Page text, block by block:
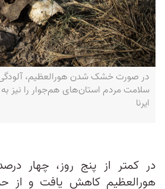
در صورت خشک شدن هورالعظیم، آلودگی‌
سلامت مردم استان‌های هم‌جوار را نیز
ایرنا
در کمتر از پنج روز، چهار